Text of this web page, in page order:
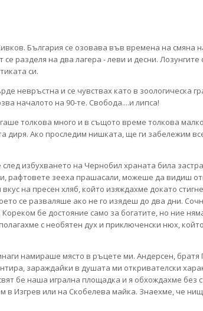
България се озовава във времена на смяна
разделя на два лагера - леви и десни.
си.
невръстна и се чувствах като в зоологическа
началото на 90-те. Свобода....и липса!
толкова много и в същото време толкова
диря. Ако проследим нишката, ще ги забележим
избухването на Чернобил храната била
рафтовете зееха прашасали, можеше да видиш
на пресен хляб, който изяждахме докато
се разваляше ако не го изядеш до два дни.
бе достояние само за богатите, но ние
с необятен дух и приключенски нюх,
намираше място в ръцете ми. Андерсен, братя
зараждайки в душата ми откривателски
бе наша игрална площадка и я обхождахме без
Изгрев или на Скобелева майка. Знаехме, че